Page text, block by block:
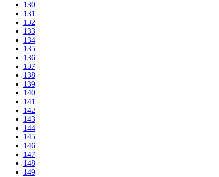
130
131
132
133
134
135
136
137
138
139
140
141
142
143
144
145
146
147
148
149